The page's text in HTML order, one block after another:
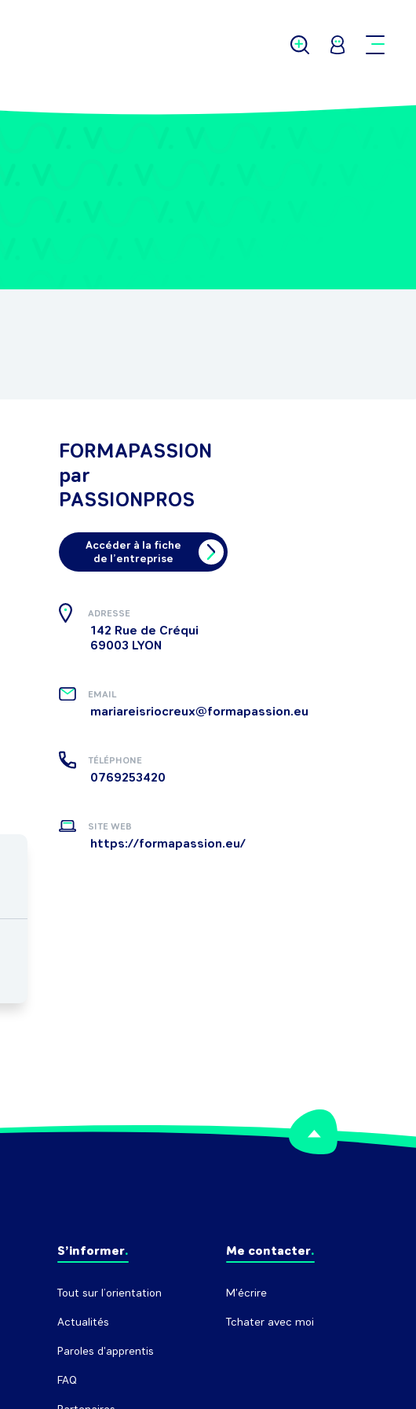
FORMAPASSION
par
PASSIONPROS
Accéder à la fiche
de l’entreprise
ADRESSE
142 Rue de Créqui
69003 LYON
EMAIL
mariareisriocreux@formapassion.eu
TÉLÉPHONE
0769253420
SITE WEB
https://formapassion.eu/
S’informer
Tout sur l’orientation
Actualités
Paroles d'apprentis
FAQ
Me contacter
M'écrire
Tchater avec moi